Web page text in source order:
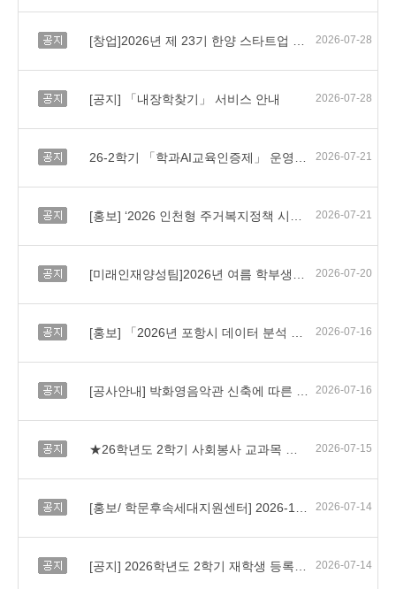
공지 2026-07-28
공지 [공지] 「내장학찾기」 서비스 안내 2026-07-28
공지 2026-07-21
공지 2026-07-21
공지 2026-07-20
공지 2026-07-16
공지 2026-07-16
공지 2026-07-15
공지 2026-07-14
공지 2026-07-14